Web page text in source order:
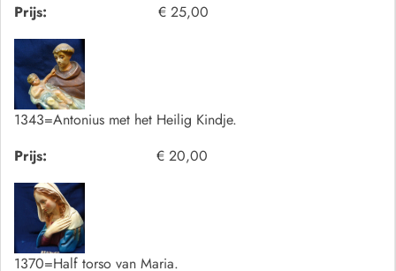
Prijs:
€ 25,00
1343=Antonius met het Heilig Kindje.
Prijs:
€ 20,00
1370=Half torso van Maria.